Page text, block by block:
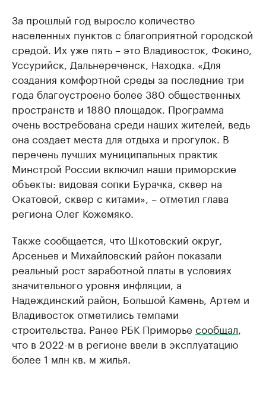
За прошлый год выросло количество
населенных пунктов с благоприятной городской
средой. Их уже пять – это Владивосток, Фокино,
Уссурийск, Дальнереченск, Находка. «Для
создания комфортной среды за последние три
года благоустроено более 380 общественных
пространств и 1880 площадок. Программа
очень востребована среди наших жителей, ведь
она создает места для отдыха и прогулок. В
перечень лучших муниципальных практик
Минстрой России включил наши приморские
объекты: видовая сопки Бурачка, сквер на
Окатовой, сквер с китами», – отметил глава
региона Олег Кожемяко.
Также сообщается, что Шкотовский округ,
Арсеньев и Михайловский район показали
реальный рост заработной платы в условиях
значительного уровня инфляции, а
Надеждинский район, Большой Камень, Артем и
Владивосток отметились темпами
строительства. Ранее РБК Приморье сообщал
что в 2022-м в регионе ввели в эксплуатацию
более 1 млн кв. м жилья.